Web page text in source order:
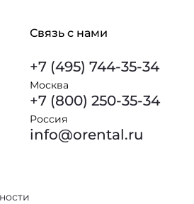
Связь с нами
+7 (495) 744-35-34
Москва
+7 (800) 250-35-34
Россия
info@orental.ru